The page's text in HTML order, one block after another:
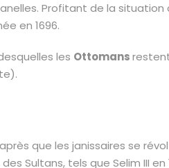
Profitant de la situation
en 1696.
les Ottomans
que les janissaires se
Sultans, tels que Selim III en